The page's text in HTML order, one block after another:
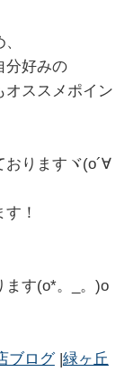
分好みの
オススメポイン
おりますヾ(o´∀
！
ます(o*。_。)o
ブログ| 緑ヶ丘